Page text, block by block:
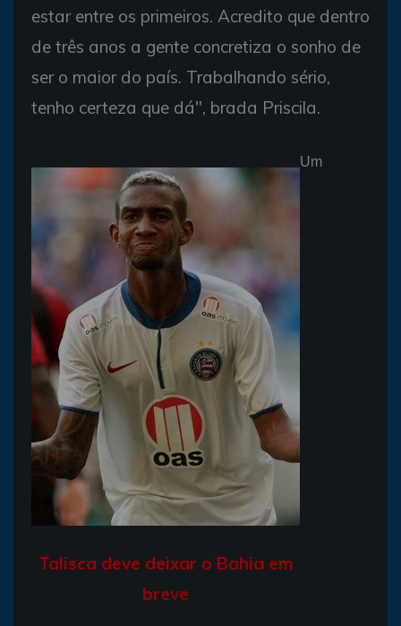
estar entre os primeiros. Acredito que dentro
de três anos a gente concretiza o sonho de
ser o maior do país. Trabalhando sério,
tenho certeza que dá", brada Priscila.
Talisca deve deixar o Bahia em
breve
Um